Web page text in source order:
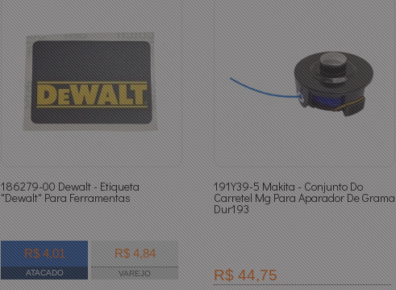
186279-00 Dewalt - Etiqueta
"Dewalt" Para Ferramentas
R$ 4,01
ATACADO
R$ 4,84
VAREJO
191Y39-5 Makita - Conjunto Do
Carretel Mg Para Aparador De Grama
Dur193
R$ 44,75